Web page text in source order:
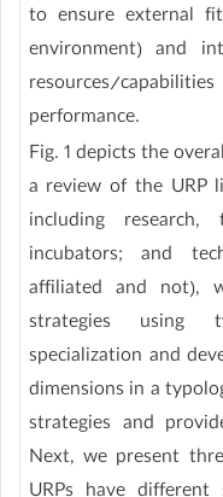
to ensure external
environment) and
resources/
performance.
Fig. 1 depicts the
a review of the URP
including research,
incubators; and
affiliated and not),
strategies using
specialization and
dimensions in a
strategies and
Next, we present